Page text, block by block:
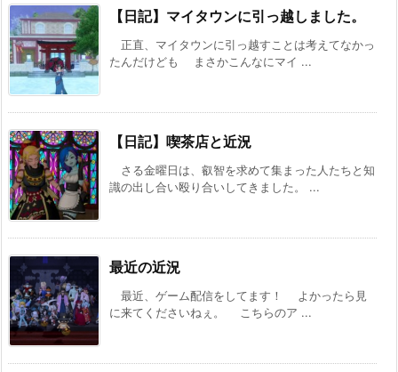
【日記】マイタウンに引っ越しました。
正直、マイタウンに引っ越すことは考えてなかっ
たんだけども まさかこんなにマイ ...
【日記】喫茶店と近況
さる金曜日は、叡智を求めて集まった人たちと知
識の出し合い殴り合いしてきました。 ...
最近の近況
最近、ゲーム配信をしてます！ よかったら見
に来てくださいねぇ。 こちらのア ...